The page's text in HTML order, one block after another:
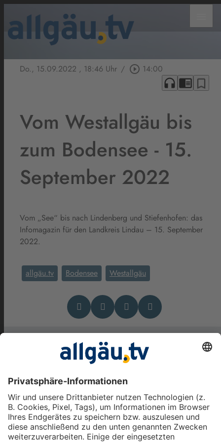
Do., 15.09.2022 , 18:46 Uhr / play_circle_outline 14:00
headphones chrome_reader_mode bookmark_border
Vom Westallgäu bis
zum Bodensee - 15.
September 2022
Vom „See“ bis nach Lindenberg und Stiefenhofen: das
Infomagazin für den Landkreis Lindau – 15. September
2022.
allgäu.tv Bodensee Westallgäu
Das könnte Dich auch
interessieren
Aus dem Westallgäu und vom
Bodensee: Das
Wirtshaussterben auf dem